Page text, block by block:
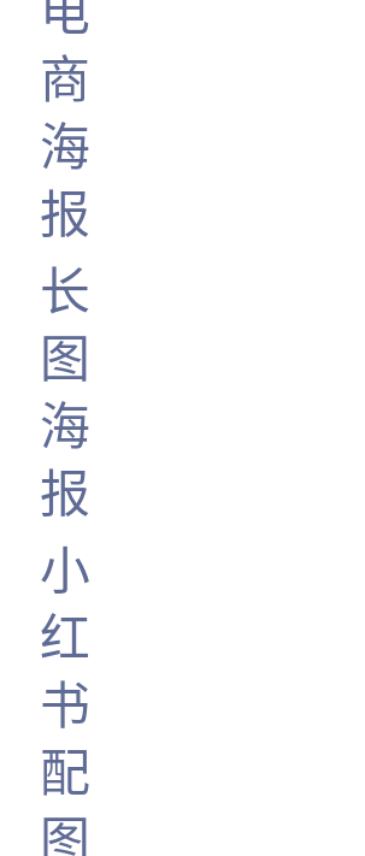
商
海
报
长
图
海
报
小
红
书
配
图